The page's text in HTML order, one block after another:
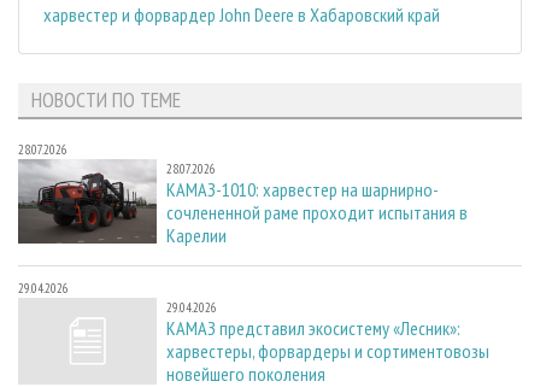
харвестер и форвардер John Deere в Хабаровский край
НОВОСТИ ПО ТЕМЕ
28.07.2026
28.07.2026
КАМАЗ-1010: харвестер на шарнирно-
сочлененной раме проходит испытания в
Карелии
29.04.2026
29.04.2026
КАМАЗ представил экосистему «Лесник»:
харвестеры, форвардеры и сортиментовозы
новейшего поколения